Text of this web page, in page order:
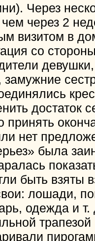
Через
через 2
визитом в
со
достаток
принять
нет
была
быть взяты
лошади,
одежда и